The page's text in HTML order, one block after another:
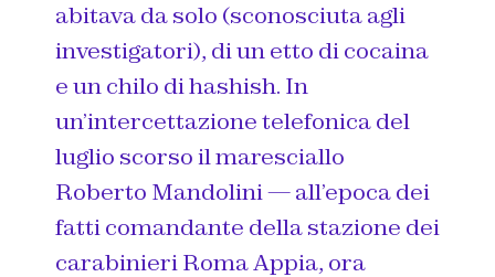
abitava da solo (sconosciuta agli
investigatori), di un etto di cocaina
e un chilo di hashish. In
un’intercettazione telefonica del
luglio scorso il maresciallo
Roberto Mandolini — all’epoca dei
fatti comandante della stazione dei
carabinieri Roma Appia, ora